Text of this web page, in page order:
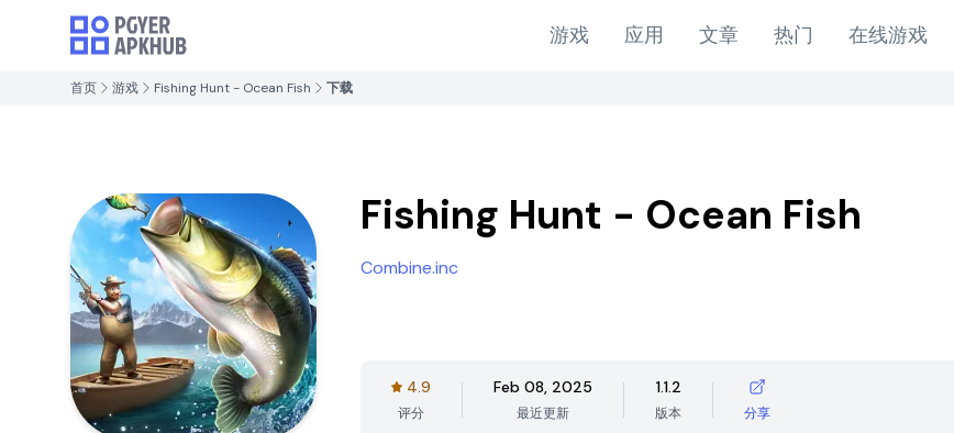
游戏 应用 文章 热门 在线游戏
首页 游戏 Fishing Hunt - Ocean Fish 下载
Fishing Hunt - Ocean Fish
Combine.inc
4.9
评分
Feb 08, 2025
最近更新
1.1.2
版本 分享